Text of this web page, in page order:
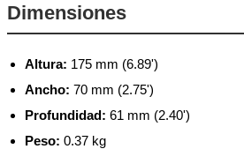
Dimensiones
Altura: 175 mm (6.89')
Ancho: 70 mm (2.75')
Profundidad: 61 mm (2.40')
Peso: 0.37 kg